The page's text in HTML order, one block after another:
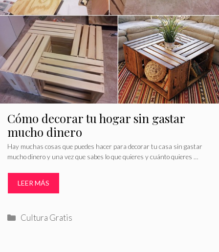
Cómo decorar tu hogar sin gastar
mucho dinero
Hay muchas cosas que puedes hacer para decorar tu casa sin gastar
mucho dinero y una vez que sabes lo que quieres y cuánto quieres …
LEER MÁS
Categorías
Cultura Gratis